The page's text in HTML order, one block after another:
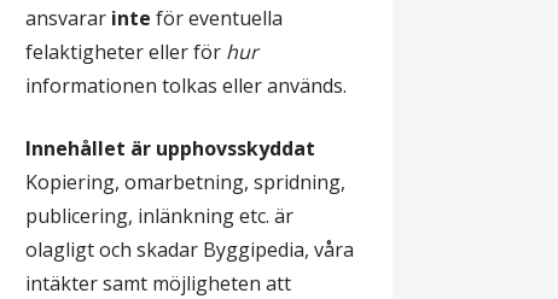
ansvarar inte för eventuella
felaktigheter eller för hur
informationen tolkas eller används.
Innehållet är upphovsskyddat
Kopiering, omarbetning, spridning,
publicering, inlänkning etc. är
olagligt och skadar Byggipedia, våra
intäkter samt möjligheten att